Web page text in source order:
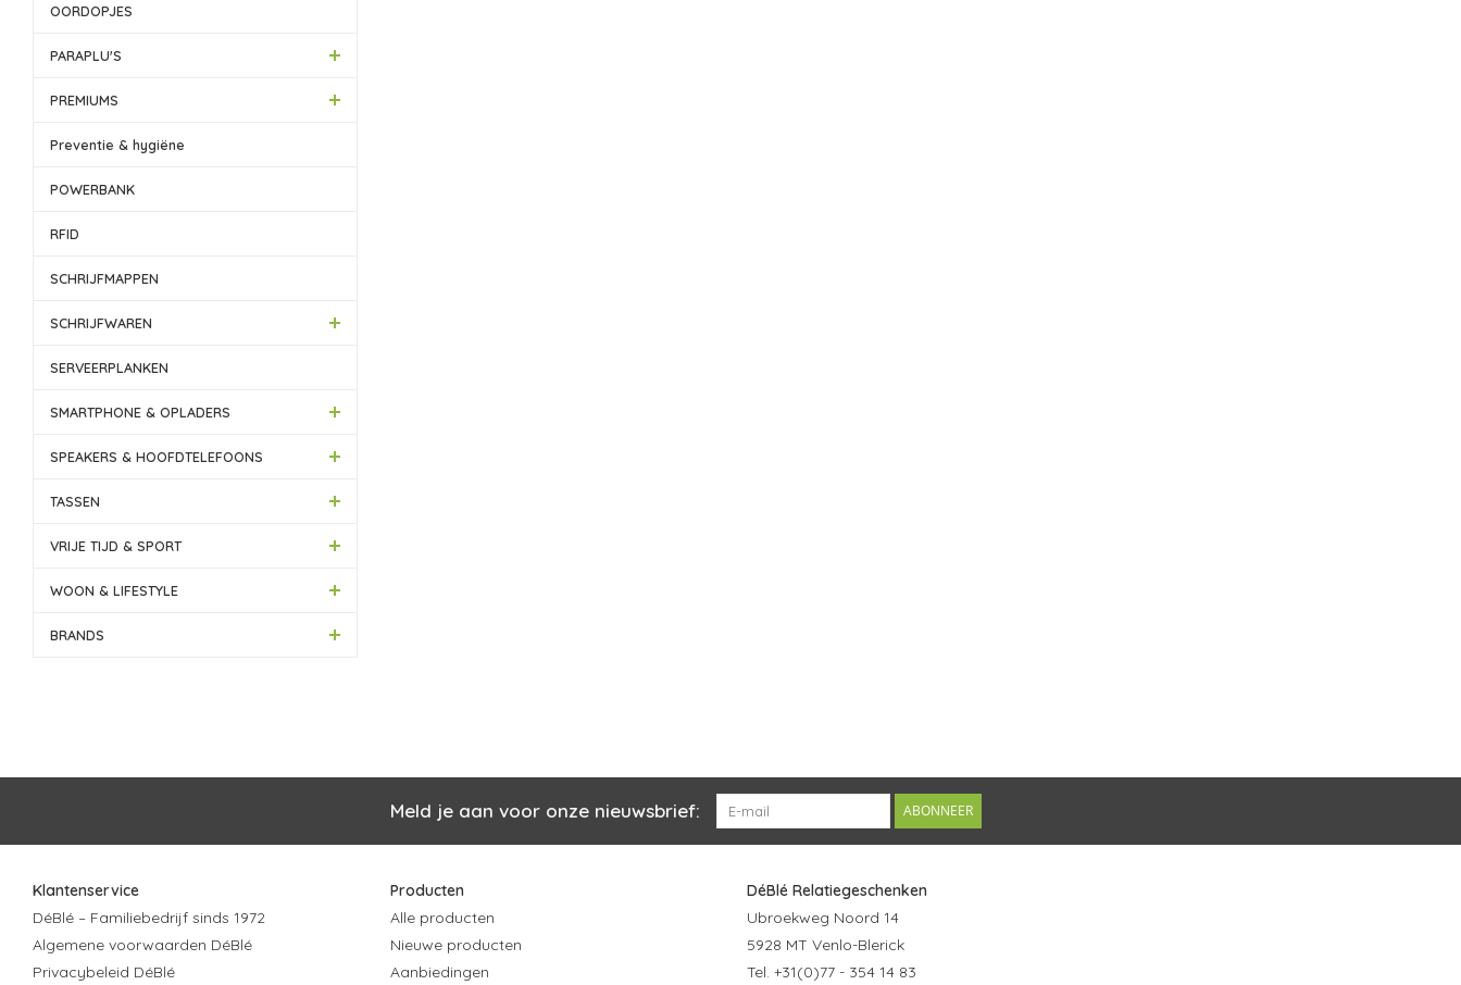
OORDOPJES
PARAPLU'S
PREMIUMS
Preventie & hygiëne
POWERBANK
RFID
SCHRIJFMAPPEN
SCHRIJFWAREN
SERVEERPLANKEN
SMARTPHONE & OPLADERS
SPEAKERS & HOOFDTELEFOONS
TASSEN
VRIJE TIJD & SPORT
WOON & LIFESTYLE
BRANDS
Meld je aan voor onze nieuwsbrief: ABONNEER
Klantenservice
DéBlé – Familiebedrijf sinds 1972
Algemene voorwaarden DéBlé
Privacybeleid DéBlé
Producten
Alle producten
Nieuwe producten
Aanbiedingen
DéBlé Relatiegeschenken
Ubroekweg Noord 14
5928 MT Venlo-Blerick
Tel. +31(0)77 - 354 14 83